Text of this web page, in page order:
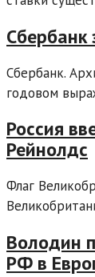
Сбербанк
Сбербанк.
годовом
Россия
Рейнолдс
Флаг
Володин
РФ в